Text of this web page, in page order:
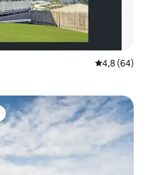
4,8 de
4,8 (64)